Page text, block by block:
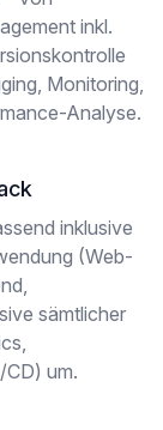
inkl.
Monitoring,
Analyse.
inklusive
(Web-
sämtlicher
um.